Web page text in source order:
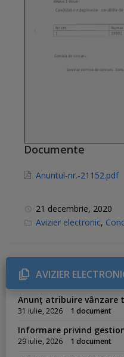
Documente
Anuntul-nr.-21152.pdf
21 decembrie, 2020
C
g
r
i
e
s
Avizier electronic,
AVIZIER
Anunț atribuire vânzare
31 iulie, 2026 1 document
Informare privind
29 iulie, 2026 1 document